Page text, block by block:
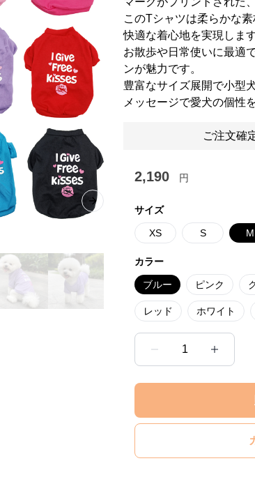
Next slide
このTシャツは柔らかな
快適な着心地を実現します
お散歩や日常使いに最適
ンが魅力です。
豊富なサイズ展開で小型
メッセージで愛犬の個性
ご注文確
2,190 円
サイズ
XS S M
カラー
ブルー ピンク
レッド ホワイト
1